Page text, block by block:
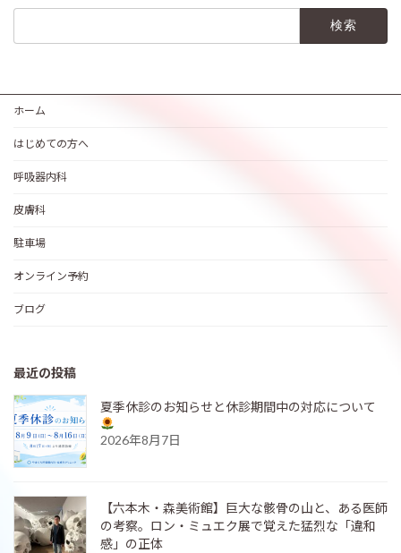
ホーム
はじめての方へ
呼吸器内科
皮膚科
駐車場
オンライン予約
ブログ
最近の投稿
夏季休診のお知らせと休診期間中の対応について
2026年8月7日
【六本木・森美術館】巨大な骸骨の山と、ある医師
の考察。ロン・ミュエク展で覚えた猛烈な「違和
感」の正体